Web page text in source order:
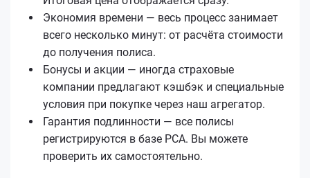
Экономия времени — весь процесс занимает
всего несколько минут: от расчёта стоимости
до получения полиса.
Бонусы и акции — иногда страховые
компании предлагают кэшбэк и специальные
условия при покупке через наш агрегатор.
Гарантия подлинности — все полисы
регистрируются в базе РСА. Вы можете
проверить их самостоятельно.